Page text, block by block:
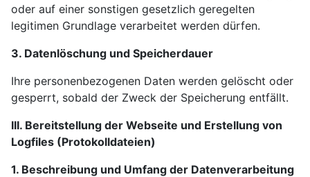
oder auf einer sonstigen gesetzlich geregelten
legitimen Grundlage verarbeitet werden dürfen.
3. Datenlöschung und Speicherdauer
Ihre personenbezogenen Daten werden gelöscht oder
gesperrt, sobald der Zweck der Speicherung entfällt.
III. Bereitstellung der Webseite und Erstellung von
Logfiles (Protokolldateien)
1. Beschreibung und Umfang der Datenverarbeitung